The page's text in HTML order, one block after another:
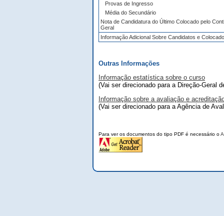
Provas de Ingresso
Média do Secundário
Nota de Candidatura do Último Colocado pelo
Geral
Informação Adicional Sobre Candidatos e
Outras Informações
Informação estatística sobre o curso
(Vai ser direcionado para a Direção-Geral
Informação sobre a avaliação e
(Vai ser direcionado para a Agência de
Para ver os documentos do tipo PDF é necessário o